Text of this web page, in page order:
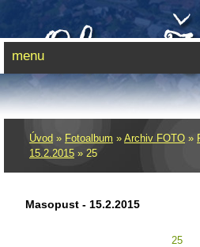
Úvod » Fotoalbum » Archiv FOTO »
15.2.2015 » 25
Masopust - 15.2.2015
25
menu